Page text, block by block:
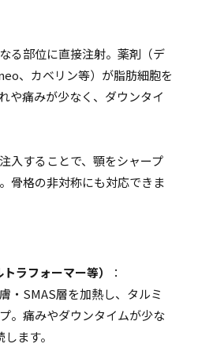
る部位に直接注射。薬剤（デ
、カベリン等）が脂肪細胞を
や痛みが少なく、ダウンタイ
入することで、顎をシャープ
骨格の非対称にも対応できま
ラフォーマー等）
：
・SMAS層を加熱し、タルミ
。痛みやダウンタイムが少な
ます。